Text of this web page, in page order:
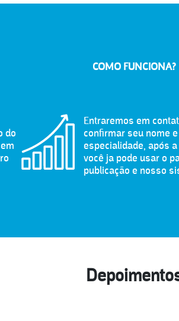
COMO FUNCIONA?
do
Entraremos em
confirmar seu nome
especialidade, após
você ja pode usar o
publicação e nosso